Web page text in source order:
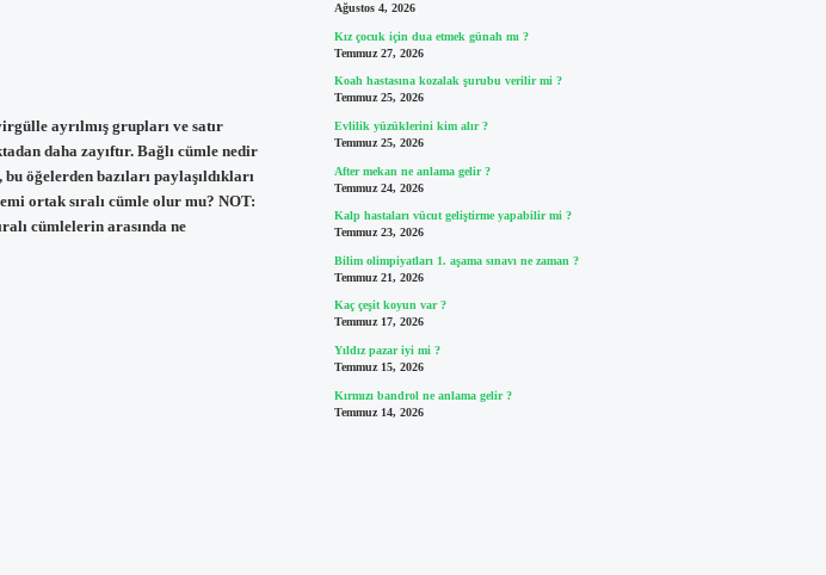
ayrılmış grupları ve satır
daha zayıftır. Bağlı cümle nedir
öğelerden bazıları paylaşıldıkları
ortak sıralı cümle olur mu? NOT:
cümlelerin arasında ne
Ağustos 4, 2026
Kız çocuk için dua etmek günah mı ?
Temmuz 27, 2026
Koah hastasına kozalak şurubu verilir mi ?
Temmuz 25, 2026
Evlilik yüzüklerini kim alır ?
Temmuz 25, 2026
After mekan ne anlama gelir ?
Temmuz 24, 2026
Kalp hastaları vücut geliştirme yapabilir mi ?
Temmuz 23, 2026
Bilim olimpiyatları 1. aşama sınavı ne zaman ?
Temmuz 21, 2026
Kaç çeşit koyun var ?
Temmuz 17, 2026
Yıldız pazar iyi mi ?
Temmuz 15, 2026
Kırmızı bandrol ne anlama gelir ?
Temmuz 14, 2026